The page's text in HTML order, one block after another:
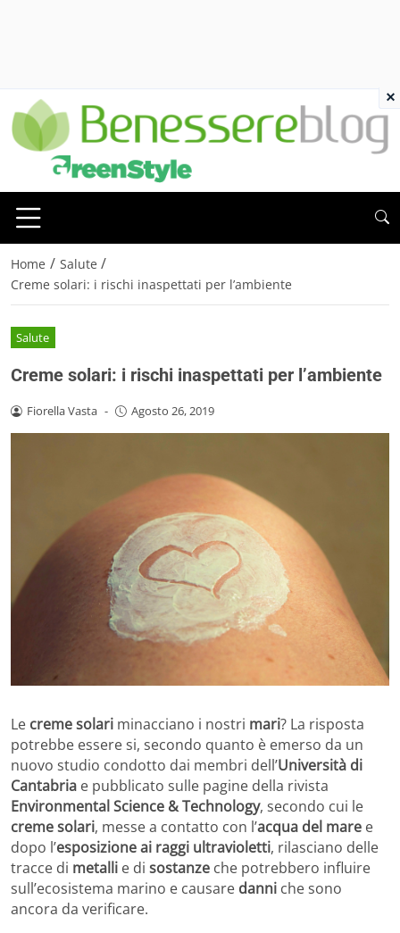
Home / Salute /
Creme solari: i rischi inaspettati per l’ambiente
Salute
Creme solari: i rischi inaspettati per l’ambiente
Fiorella Vasta - Agosto 26, 2019
Le creme solari minacciano i nostri mari? La risposta
potrebbe essere si, secondo quanto è emerso da un
nuovo studio condotto dai membri dell’Università di
Cantabria e pubblicato sulle pagine della rivista
Environmental Science & Technology, secondo cui le
creme solari, messe a contatto con l’acqua del mare e
dopo l’esposizione ai raggi ultravioletti, rilasciano delle
tracce di metalli e di sostanze che potrebbero influire
sull’ecosistema marino e causare danni che sono
ancora da verificare.
×